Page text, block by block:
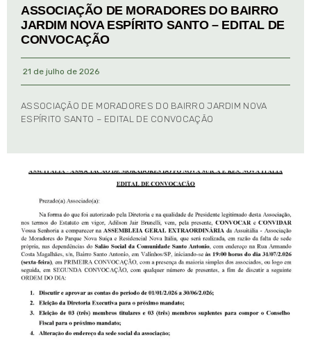
ASSOCIAÇÃO DE MORADORES DO BAIRRO
JARDIM NOVA ESPÍRITO SANTO – EDITAL DE
CONVOCAÇÃO
21 de julho de 2026
ASSOCIAÇÃO DE MORADORES DO BAIRRO JARDIM NOVA
ESPÍRITO SANTO – EDITAL DE CONVOCAÇÃO